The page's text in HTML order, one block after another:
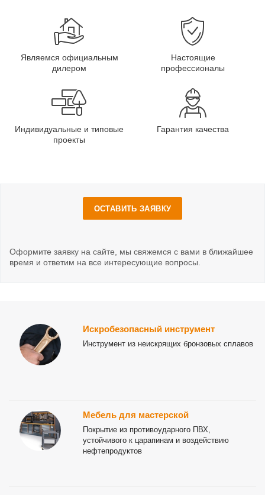
Являемся официальным
дилером
Настоящие
профессионалы
Индивидуальные и типовые
проекты
Гарантия качества
ОСТАВИТЬ ЗАЯВКУ
Оформите заявку на сайте, мы свяжемся с вами в ближайшее
время и ответим на все интересующие вопросы.
Искробезопасный инструмент
Инструмент из неискрящих бронзовых сплавов
Мебель для мастерской
Покрытие из противоударного ПВХ,
устойчивого к царапинам и воздействию
нефтепродуктов